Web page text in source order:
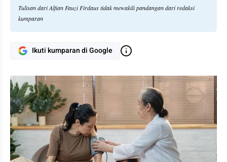
Tulisan dari Alfian Fauzi Firdaus tidak mewakili pandangan dari redaksi
kumparan
Ikuti kumparan di Google